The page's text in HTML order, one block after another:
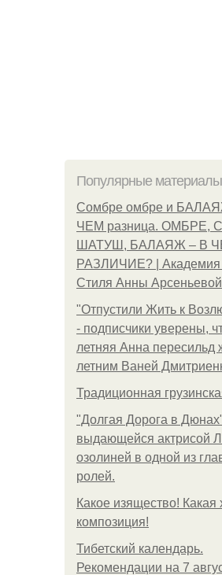
Популярные материалы
Сомбре омбре и
ЧЕМ разница. ОМБРЕ,
ШАТУШ, БАЛАЯЖ – В
РАЗЛИЧИЕ? |
Стиля Анны Арсеньевой
"Отпустили Жить к
- подписчики уверены,
летняя Анна пересильд
летним Ваней
Традиционная
"Долгая Дорога в
выдающейся актрисой
озолиней в одной из
ролей.
Какое изящество! Какая
композиция!
Тибетский календарь.
Рекомендации на 7